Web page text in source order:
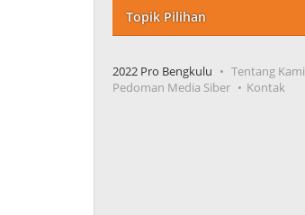
Topik Pilihan
2022 Pro Bengkulu Tentang Kami
Pedoman Media Siber
Kontak